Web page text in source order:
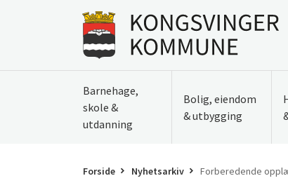
Gå til forsiden
Barnehage,
skole &
utdanning
Bolig, eiendom
& utbygging
Forside Nyhetsarkiv Forberedende